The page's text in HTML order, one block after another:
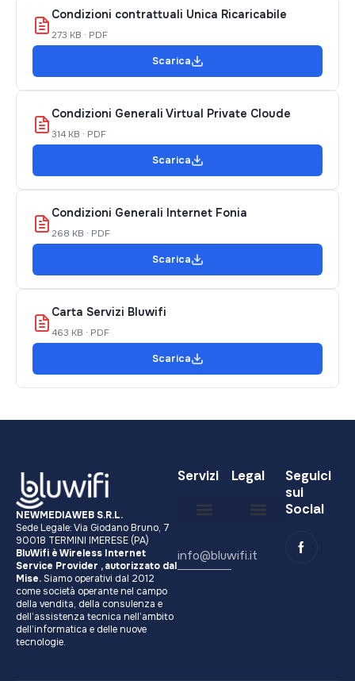
Condizioni contrattuali Unica Ricaricabile
273 KB · PDF
Scarica
Condizioni Generali Virtual Private Cloude
314 KB · PDF
Scarica
Condizioni Generali Internet Fonia
268 KB · PDF
Scarica
Carta Servizi Bluwifi
463 KB · PDF
Scarica
NEWMEDIAWEB S.R.L.
Sede Legale: Via Giodano Bruno, 7
90018 TERMINI IMERESE (PA)
BluWifi è Wireless Internet
Service Provider , autorizzato dal
Mise.Siamo operativi dal 2012
come società operante nel campo
della vendita, della consulenza e
dell’assistenza tecnica nell’ambito
dell’informatica e delle nuove
tecnologie.
Servizi
info@bluwifi.it
Legal
Seguici
sui
Social